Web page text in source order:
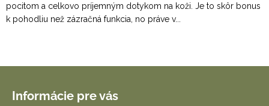
pocitom a celkovo príjemným dotykom na koži. Je to skôr bonus
k pohodliu než zázračná funkcia, no práve v...
Informácie pre vás